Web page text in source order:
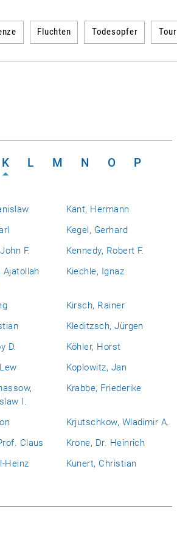
Fluchten Todesopfer Tour
K L M N O
P
Kant, Hermann
Kegel, Gerhard
F.
Kennedy, Robert F.
Ajatollah
Kiechle, Ignaz
Kirsch, Rainer
Kleditzsch, Jürgen
D.
Köhler, Horst
Koplowitz, Jan
I.
Krabbe, Friederike
Krjutschkow, Wladimir A.
Claus
Krone, Dr. Heinrich
Heinz
Kunert, Christian